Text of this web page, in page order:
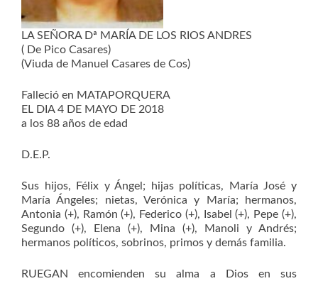
LA SEÑORA Dª MARÍA DE LOS RIOS ANDRES
( De Pico Casares)
(Viuda de Manuel Casares de Cos)
Falleció en MATAPORQUERA
EL DIA 4 DE MAYO DE 2018
a los 88 años de edad
D.E.P.
Sus hijos, Félix y Ángel; hijas políticas, María José y
María Ángeles; nietas, Verónica y María; hermanos,
Antonia (+), Ramón (+), Federico (+), Isabel (+), Pepe (+),
Segundo (+), Elena (+), Mina (+), Manoli y Andrés;
hermanos políticos, sobrinos, primos y demás familia.
RUEGAN encomienden su alma a Dios en sus